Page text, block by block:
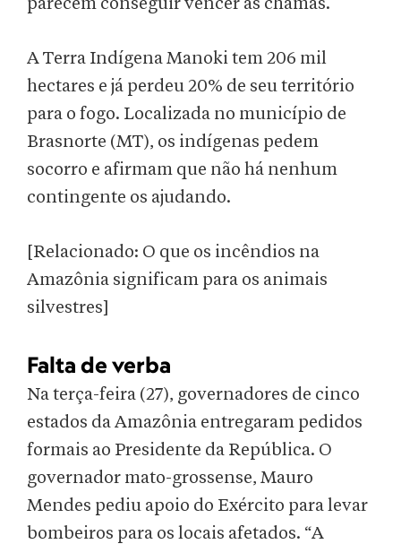
parecem conseguir vencer as chamas.
A Terra Indígena Manoki tem 206 mil
hectares e já perdeu 20% de seu território
para o fogo. Localizada no município de
Brasnorte (MT), os indígenas pedem
socorro e afirmam que não há nenhum
contingente os ajudando.
[Relacionado: O que os incêndios na
Amazônia significam para os animais
silvestres]
Falta de verba
Na terça-feira (27), governadores de cinco
estados da Amazônia entregaram pedidos
formais ao Presidente da República. O
governador mato-grossense, Mauro
Mendes pediu apoio do Exército para levar
bombeiros para os locais afetados. “A